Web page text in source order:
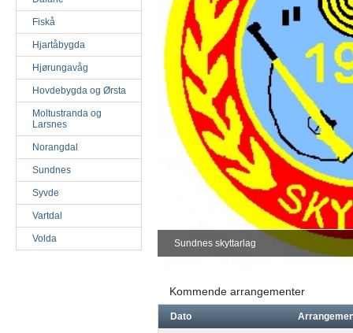
Fiskå
Hjartåbygda
Hjørungavåg
Hovdebygda og Ørsta
Moltustranda og
Larsnes
Norangdal
Sundnes
Syvde
Vartdal
Volda Sundnes skyttarlag
Kommende arrangementer
Dato